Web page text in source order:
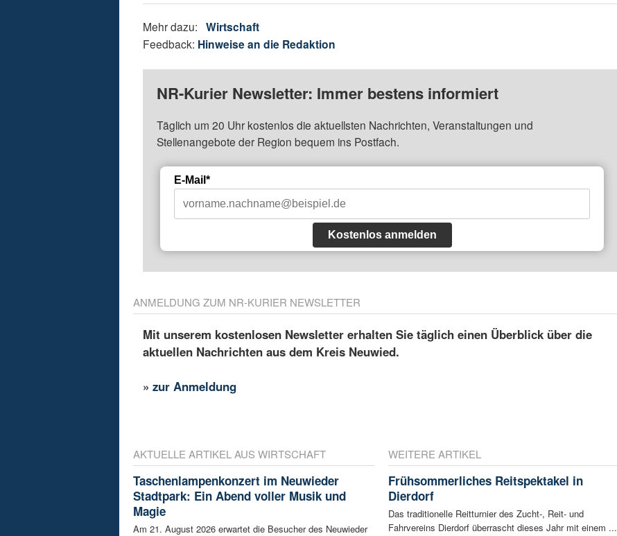
Mehr dazu:Wirtschaft
Feedback: Hinweise an die Redaktion
NR-Kurier Newsletter: Immer bestens informiert
Täglich um 20 Uhr kostenlos die aktuellsten Nachrichten, Veranstaltungen und
Stellenangebote der Region bequem ins Postfach.
E-Mail*
Kostenlos anmelden
ANMELDUNG ZUM NR-KURIER NEWSLETTER
Mit unserem kostenlosen Newsletter erhalten Sie täglich einen Überblick über die
aktuellen Nachrichten aus dem Kreis Neuwied.
»zur Anmeldung
AKTUELLE ARTIKEL AUS WIRTSCHAFT
Taschenlampenkonzert im Neuwieder
Stadtpark: Ein Abend voller Musik und
Magie
Am 21. August 2026 erwartet die Besucher des Neuwieder
WEITERE ARTIKEL
Frühsommerliches Reitspektakel in
Dierdorf
Das traditionelle Reitturnier des Zucht-, Reit- und
Fahrvereins Dierdorf überrascht dieses Jahr mit einem ...